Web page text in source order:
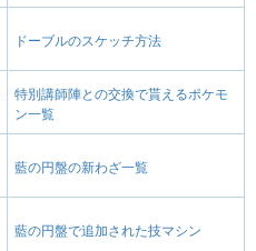
ドーブルのスケッチ方法
特別講師陣との交換で貰えるポケモ
ン一覧
藍の円盤の新わざ一覧
藍の円盤で追加された技マシン